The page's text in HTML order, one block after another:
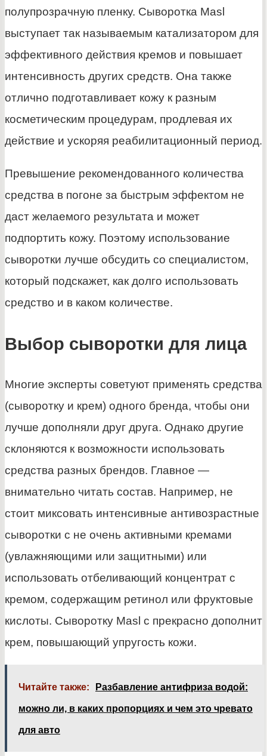
полупрозрачную пленку. Сыворотка Masl
выступает так называемым катализатором для
эффективного действия кремов и повышает
интенсивность других средств. Она также
отлично подготавливает кожу к разным
косметическим процедурам, продлевая их
действие и ускоряя реабилитационный период.
Превышение рекомендованного количества
средства в погоне за быстрым эффектом не
даст желаемого результата и может
подпортить кожу. Поэтому использование
сыворотки лучше обсудить со специалистом,
который подскажет, как долго использовать
средство и в каком количестве.
Выбор сыворотки для лица
Многие эксперты советуют применять средства
(сыворотку и крем) одного бренда, чтобы они
лучше дополняли друг друга. Однако другие
склоняются к возможности использовать
средства разных брендов. Главное —
внимательно читать состав. Например, не
стоит миксовать интенсивные антивозрастные
сыворотки с не очень активными кремами
(увлажняющими или защитными) или
использовать отбеливающий концентрат с
кремом, содержащим ретинол или фруктовые
кислоты. Сыворотку Masl с прекрасно дополнит
крем, повышающий упругость кожи.
Читайте также: Разбавление антифриза водой:
можно ли, в каких пропорциях и чем это чревато
для авто